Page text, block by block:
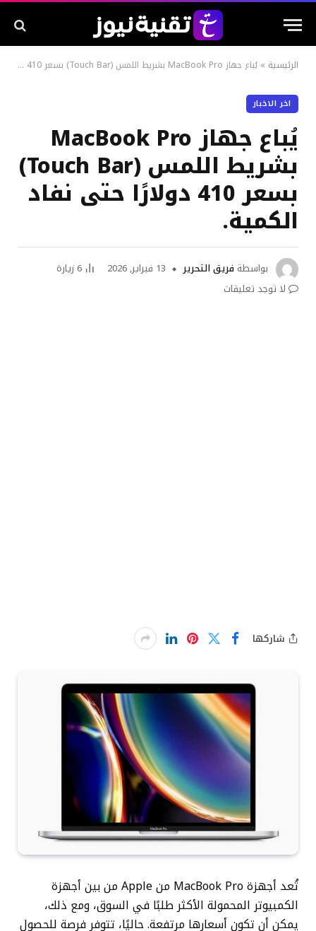
الرئيسية » يُباع جهاز MacBook Pro بشريط اللمس (Touch Bar) بسعر 410 دولارًا حتى نفاد الكمية.
اخر الاخبار
يُباع جهاز MacBook Pro
بشريط اللمس (Touch Bar)
بسعر 410 دولارًا حتى نفاد
الكمية.
بواسطة فريق التحرير 13 فبراير, 2026 6 زيارة
لا توجد تعليقات
شاركها
تُعد أجهزة MacBook Pro من Apple من بين أجهزة
الكمبيوتر المحمولة الأكثر طلبًا في السوق، ومع ذلك،
يمكن أن تكون أسعارها مرتفعة. حاليًا، تتوفر فرصة للحصول